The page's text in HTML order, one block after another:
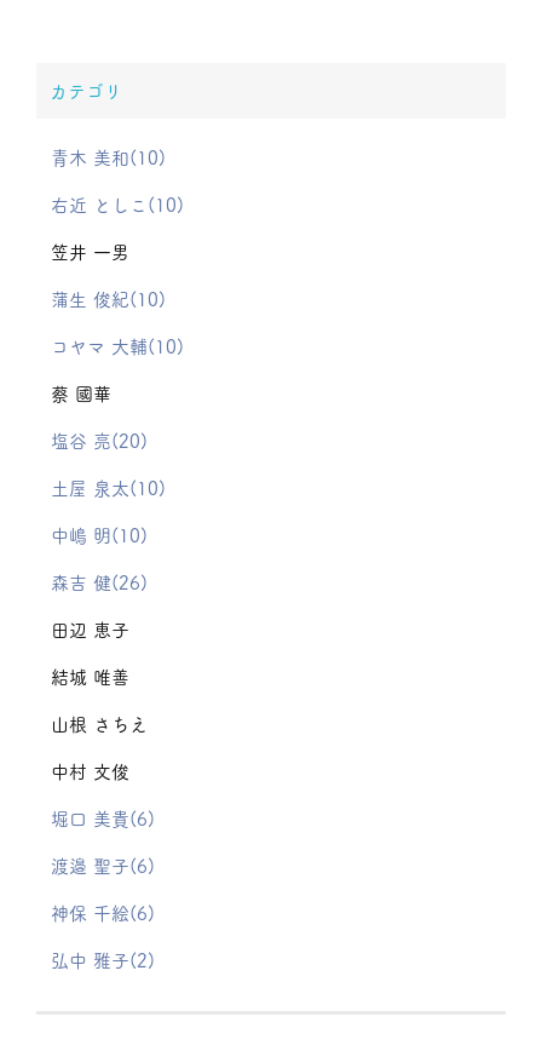
カテゴリ
青木 美和(10)
右近 としこ(10)
笠井 一男
蒲生 俊紀(10)
コヤマ 大輔(10)
蔡 國華
塩谷 亮(20)
土屋 泉太(10)
中嶋 明(10)
森吉 健(26)
田辺 恵子
結城 唯善
山根 さちえ
中村 文俊
堀口 美貴(6)
渡邉 聖子(6)
神保 千絵(6)
弘中 雅子(2)